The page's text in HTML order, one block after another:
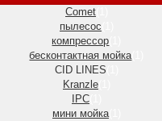
Comet
пылесос
компрессор
бесконтактная мойка(1)
CID LINES
Kranzle
IPC
мини мойка(1)